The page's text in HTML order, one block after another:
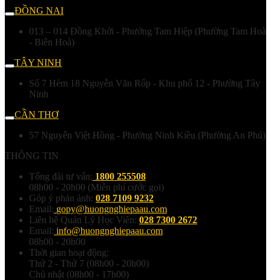
ĐỒNG NAI
013 – 014 Đồng Khởi - Phường Tam Hiệp (Phường Tam Hoà
- Biên Hoà)
TÂY NINH
Số 7 Hẻm 18 Nguyễn Văn Rốp - Khu phố 12 - Phường Tây
Ninh
CẦN THƠ
57 Nguyễn Việt Hồng - Phường Ninh Kiều (Phường An Phú)
THÔNG TIN
Tổng đài tư vấn: 1800 255508
08h00 - 20h00 (Miễn phí cước gọi)
Góp ý phản ánh: 028 7109 9232
Email: gopy@huongnghiepaau.com
Liên hệ Quản Lý Học Viên: 028 7300 2672
Email: info@huongnghiepaau.com
08h00 - 20h00
Thời gian hoạt động:
Thứ 2 - Thứ 7 (08h00 - 20h00)
Chủ nhật (08h00 - 17h00)